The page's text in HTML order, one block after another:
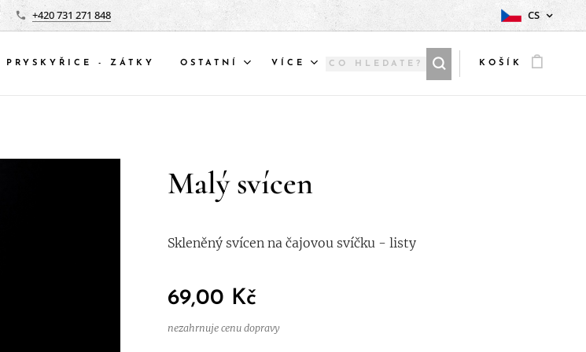
+420 731 271 848 CS
PRYSKYŘICE - ZÁTKY OSTATNÍ VÍCE KOŠÍK
Malý svícen
Skleněný svícen na čajovou svíčku - listy
69,00 Kč
nezahrnuje cenu dopravy